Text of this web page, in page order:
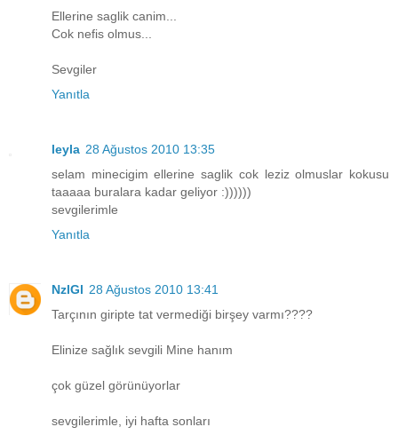
Ellerine saglik canim...
Cok nefis olmus...
Sevgiler
Yanıtla
leyla 28 Ağustos 2010 13:35
selam minecigim ellerine saglik cok leziz olmuslar kokusu
taaaaa buralara kadar geliyor :))))))
sevgilerimle
Yanıtla
NzlGl 28 Ağustos 2010 13:41
Tarçının giripte tat vermediği birşey varmı????
Elinize sağlık sevgili Mine hanım
çok güzel görünüyorlar
sevgilerimle, iyi hafta sonları